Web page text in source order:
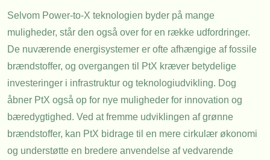
Selvom Power-to-X teknologien byder på mange
muligheder, står den også over for en række udfordringer.
De nuværende energisystemer er ofte afhængige af fossile
brændstoffer, og overgangen til PtX kræver betydelige
investeringer i infrastruktur og teknologiudvikling. Dog
åbner PtX også op for nye muligheder for innovation og
bæredygtighed. Ved at fremme udviklingen af grønne
brændstoffer, kan PtX bidrage til en mere cirkulær økonomi
og understøtte en bredere anvendelse af vedvarende